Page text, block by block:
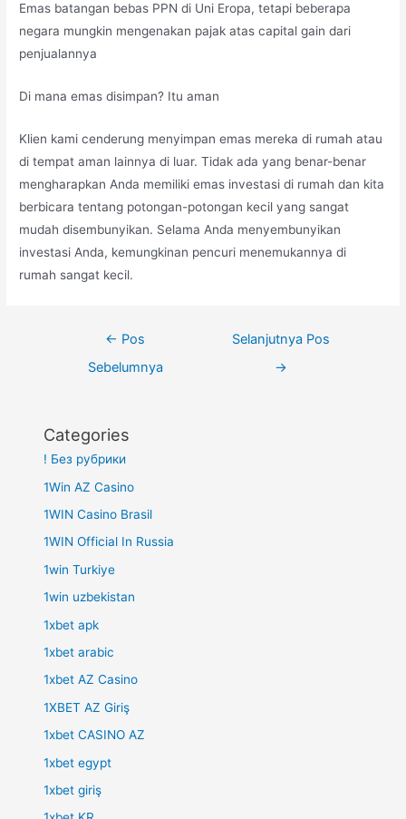
Emas batangan bebas PPN di Uni Eropa, tetapi beberapa
negara mungkin mengenakan pajak atas capital gain dari
penjualannya
Di mana emas disimpan? Itu aman
Klien kami cenderung menyimpan emas mereka di rumah atau
di tempat aman lainnya di luar. Tidak ada yang benar-benar
mengharapkan Anda memiliki emas investasi di rumah dan kita
berbicara tentang potongan-potongan kecil yang sangat
mudah disembunyikan. Selama Anda menyembunyikan
investasi Anda, kemungkinan pencuri menemukannya di
rumah sangat kecil.
← Pos
Sebelumnya
Selanjutnya Pos
→
Categories
! Без рубрики
1Win AZ Casino
1WIN Casino Brasil
1WIN Official In Russia
1win Turkiye
1win uzbekistan
1xbet apk
1xbet arabic
1xbet AZ Casino
1XBET AZ Giriş
1xbet CASINO AZ
1xbet egypt
1xbet giriş